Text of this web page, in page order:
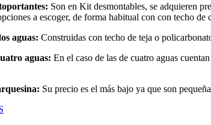
Son en Kit desmontables, se adquieren
a escoger, de forma habitual con con techo de
aguas: Construidas con techo de teja o
aguas: En el caso de las de cuatro aguas
Su precio es el más bajo ya que son